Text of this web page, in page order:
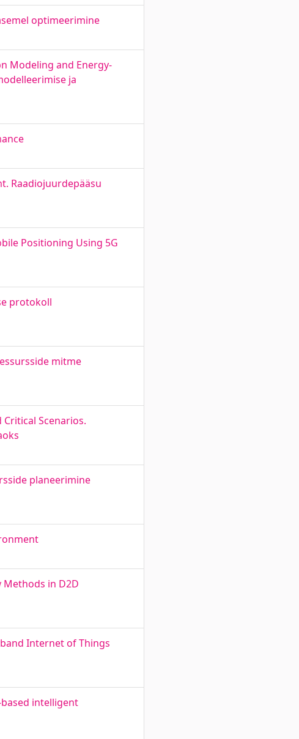
optimeerimine
Modeling and Energy-
ja
Raadiojuurdepääsu
Positioning Using 5G
protokoll
mitme
Scenarios.
planeerimine
Methods in D2D
Internet of Things
intelligent